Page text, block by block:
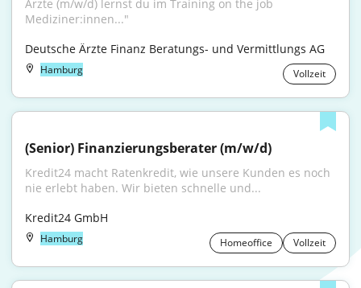
Ärzte (m/w/d) lernst du im Training on the job
Mediziner:innen..."
Deutsche Ärzte Finanz Beratungs- und Vermittlungs AG
Hamburg Vollzeit
(Senior) Finanzierungsberater (m/w/d)
Kredit24 macht Ratenkredit, wie unsere Kunden es noch
nie erlebt haben. Wir bieten schnelle und...
Kredit24 GmbH
Hamburg Homeoffice Vollzeit